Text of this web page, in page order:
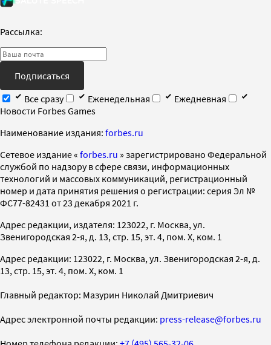
Рассылка:
Подписаться
Все сразу
Еженедельная
Ежедневная
Новости Forbes Games
Наименование издания: forbes.ru
Cетевое издание « forbes.ru » зарегистрировано Федеральной
службой по надзору в сфере связи, информационных
технологий и массовых коммуникаций, регистрационный
номер и дата принятия решения о регистрации: серия Эл №
ФС77-82431 от 23 декабря 2021 г.
Адрес редакции, издателя: 123022, г. Москва, ул.
Звенигородская 2-я, д. 13, стр. 15, эт. 4, пом. X, ком. 1
Адрес редакции: 123022, г. Москва, ул. Звенигородская 2-я, д.
13, стр. 15, эт. 4, пом. X, ком. 1
Главный редактор: Мазурин Николай Дмитриевич
Адрес электронной почты редакции: press-release@forbes.ru